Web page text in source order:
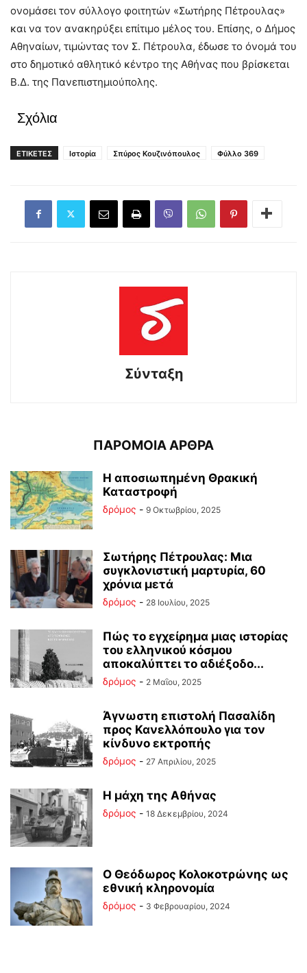
ονομάσει τον σύλλογο φοιτητών «Σωτήρης Πέτρουλας»
και να τον ανακηρύξει επίτιμο μέλος του. Επίσης, ο Δήμος
Αθηναίων, τιμώντας τον Σ. Πέτρουλα, έδωσε το όνομά του
στο δημοτικό αθλητικό κέντρο της Αθήνας που βρίσκεται
Β.Δ. της Πανεπιστημιούπολης.
Σχόλια
ΕΤΙΚΕΤΕΣ Ιστορία Σπύρος Κουζινόπουλος Φύλλο 369
Σύνταξη
ΠΑΡΟΜΟΙΑ ΑΡΘΡΑ
Η αποσιωπημένη Θρακική
Καταστροφή
δρόμος - 9 Οκτωβρίου, 2025
Σωτήρης Πέτρουλας: Μια
συγκλονιστική μαρτυρία, 60
χρόνια μετά
δρόμος - 28 Ιουλίου, 2025
Πώς το εγχείρημα μιας ιστορίας
του ελληνικού κόσμου
αποκαλύπτει το αδιέξοδο...
δρόμος - 2 Μαΐου, 2025
Άγνωστη επιστολή Πασαλίδη
προς Κανελλόπουλο για τον
κίνδυνο εκτροπής
δρόμος - 27 Απριλίου, 2025
Η μάχη της Αθήνας
δρόμος - 18 Δεκεμβρίου, 2024
Ο Θεόδωρος Κολοκοτρώνης ως
εθνική κληρονομία
δρόμος - 3 Φεβρουαρίου, 2024